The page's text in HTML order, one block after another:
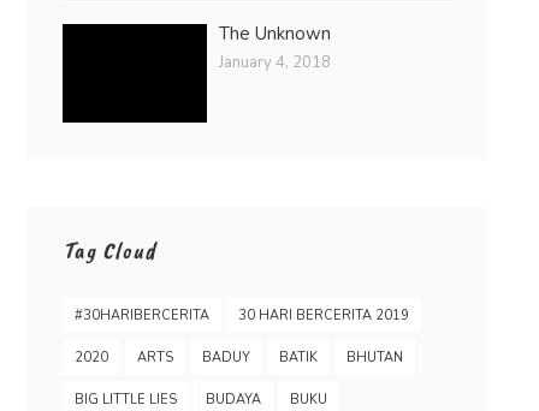
The Unknown
January 4, 2018
Tag Cloud
#30HARIBERCERITA 30 HARI BERCERITA 2019
2020 ARTS BADUY BATIK BHUTAN
BIG LITTLE LIES BUDAYA BUKU